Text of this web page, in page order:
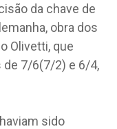
da chave de
obra dos
Olivetti, que
de 7/6(7/2) e 6/4,
sido